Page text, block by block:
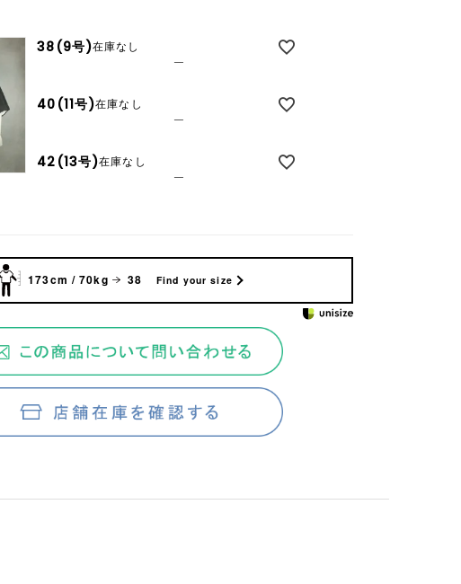
38(9号)在庫なし
—
40(11号)在庫なし
—
42(13号)在庫なし
—
173cm / 70kg 38 Find your size